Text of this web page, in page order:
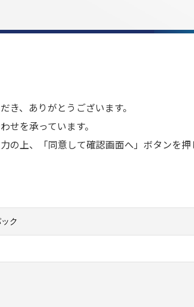
き、ありがとうございます。
せを承っています。
の上、「同意して確認画面へ」ボタンを押